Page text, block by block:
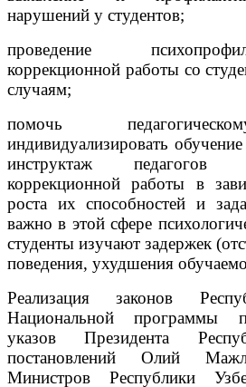
нарушений у студентов;
проведение
коррекционной работы со
случаям;
помочь
индивидуализировать
инструктаж
коррекционной работы в
роста их способностей и
важно в этой сфере
студенты изучают задержек
поведения, ухудшения
Реализация законов
Национальной программы
указов Президента
постановлений Олий
Министров Республики